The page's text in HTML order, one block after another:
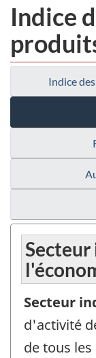
Indice
Indice
Secteur
d'activité
de tous